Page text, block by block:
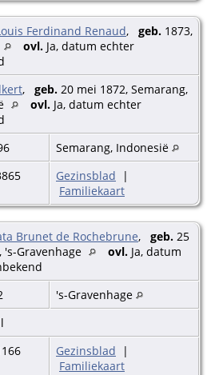
Ferdinand Renaud, geb. 1873,
ovl. Ja, datum echter
, geb. 20 mei 1872, Semarang,
ovl. Ja, datum echter
Semarang, Indonesië
Gezinsblad |
Familiekaart
Brunet de Rochebrune, geb. 25
's-Gravenhage
ovl. Ja, datum
's-Gravenhage
Gezinsblad |
Familiekaart